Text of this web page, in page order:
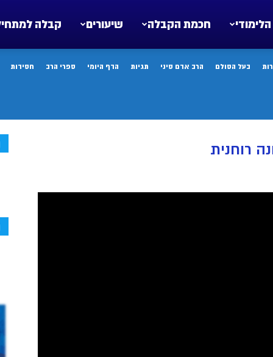
קבלה שיעורים חכמת הקבלה
בעל הסולם הרב אדם סיני תגיות הדף היומי ספרי הרב חסידות
רוחנית